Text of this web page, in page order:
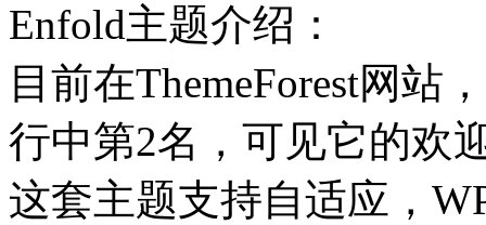
Enfold主题介绍：
目前在ThemeForest网站
行中第2名，可见它的欢
这套主题支持自适应，